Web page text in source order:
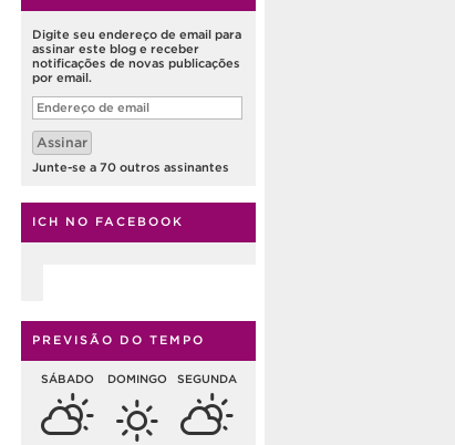
Digite seu endereço de email para
assinar este blog e receber
notificações de novas publicações
por email.
Endereço
de
email
Assinar
Junte-se a 70 outros assinantes
ICH NO FACEBOOK
PREVISÃO DO TEMPO
SÁBADO DOMINGO SEGUNDA